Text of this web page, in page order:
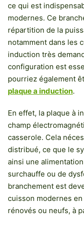
ce qui est
modernes. Ce
répartition de la
notamment dans les
induction très
configuration est
pourriez également
plaque a induction.
En effet, la plaque à
champ
casserole. Cela
distribué, ce que le
ainsi une
surchauffe ou de
branchement est
cuisson modernes
rénovés ou neufs, à